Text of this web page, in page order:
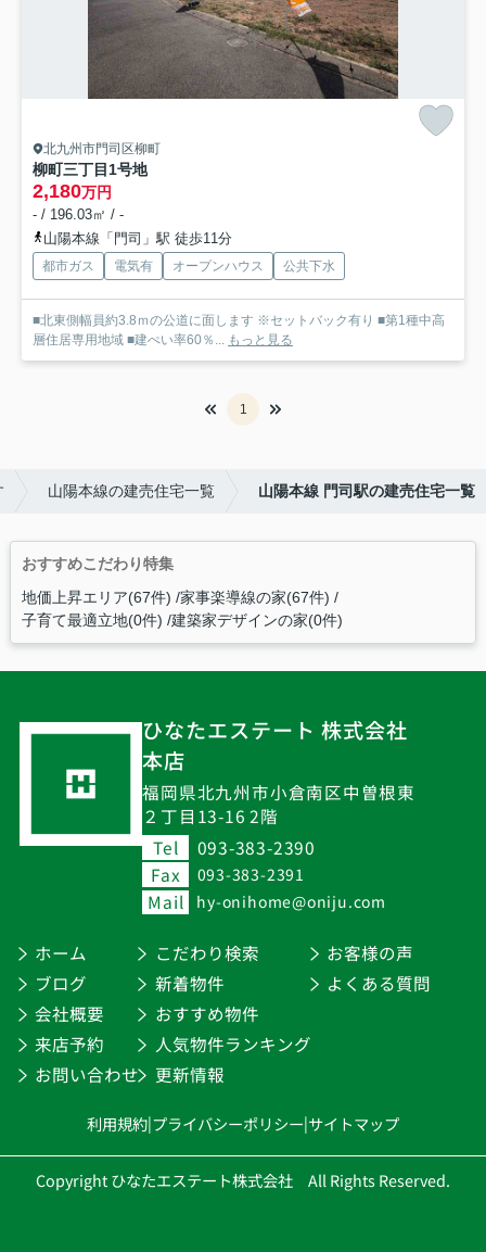
北九州市門司区柳町
柳町三丁目 1号地
2,180万円
- / 196.03㎡ / -
山陽本線「門司」駅 徒歩11分
都市ガス 電気有 オープンハウス 公共下水
■北東側幅員約3.8ｍの公道に面します ※セットバック有り ■第1種中高
層住居専用地域 ■建ぺい率60％...
もっと見る
1
山陽本線の建売住宅一覧 山陽本線 門司駅の建売住宅一覧
おすすめこだわり特集
地価上昇エリア(67件) 家事楽導線の家(67件)
子育て最適立地(0件) 建築家デザインの家(0件)
ひなたエステート 株式会社
本店
福岡県北九州市小倉南区中曽根東
２丁目13-16 2階
Tel
093-383-2390
Fax
093-383-2391
Mail hy-onihome@oniju.com
ホーム
ブログ
会社概要
来店予約
お問い合わせ
こだわり検索
新着物件
おすすめ物件
人気物件ランキング
更新情報
お客様の声
よくある質問
利用規約|プライバシーポリシー|サイトマップ
Copyright ひなたエステート株式会社 All Rights Reserved.